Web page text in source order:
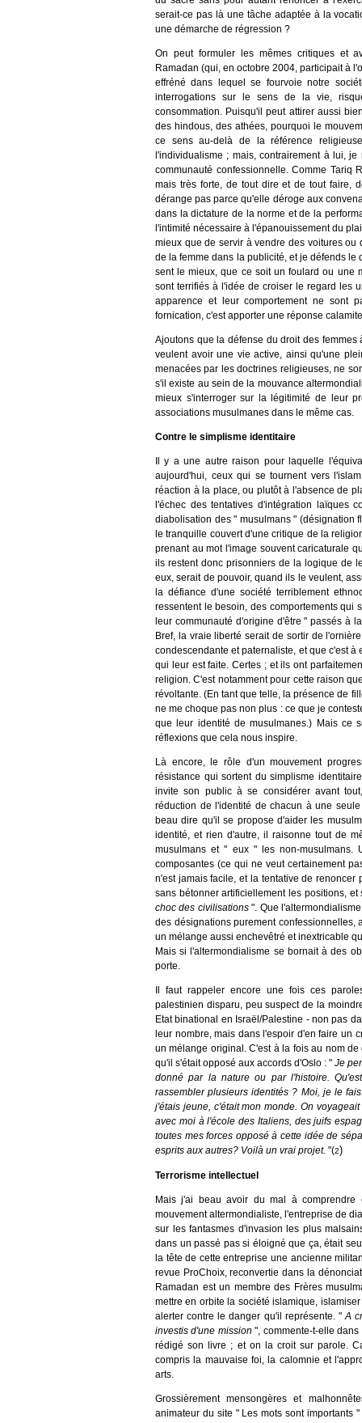
serait-ce pas là une tâche adaptée à la
une démarche de régression ?
On peut formuler les mêmes critiques et
Ramadan (qui, en octobre 2004, participait à
effréné dans lequel se fourvoie notre
interrogations sur le sens de la vie,
consommation. Puisqu'il peut attirer aussi
des hindous, des athées, pourquoi le
ce sens au-delà de la référence
l'individualisme ; mais, contrairement à lui,
communauté confessionnelle. Comme Tariq
mais très forte, de tout dire et de tout faire,
dérange pas parce qu'elle déroge aux
dans la dictature de la norme et de la
l'intimité nécessaire à l'épanouissement du
mieux que de servir à vendre des voitures
de la femme dans la publicité, et je défends
sent le mieux, que ce soit un foulard ou une
sont terrifiés à l'idée de croiser le regard les
apparence et leur comportement ne sont
fornication, c'est apporter une réponse
Ajoutons que la défense du droit des
veulent avoir une vie active, ainsi qu'une
menacées par les doctrines religieuses, ne
s'il existe au sein de la mouvance
mieux s'interroger sur la légitimité de leur
associations musulmanes dans le même cas.
Contre le simplisme identitaire
Il y a une autre raison pour laquelle
aujourd'hui, ceux qui se tournent vers
réaction à la place, ou plutôt à l'absence de
l'échec des tentatives d'intégration laïques
diabolisation des " musulmans " (désignation
le tranquille couvert d'une critique de la
prenant au mot l'image souvent caricaturale
ils restent donc prisonniers de la logique de
eux, serait de pouvoir, quand ils le veulent,
la défiance d'une société terriblement
ressentent le besoin, des comportements qui
leur communauté d'origine d'être " passés à
Bref, la vraie liberté serait de sortir de
condescendante et paternaliste, et que c'est
qui leur est faite. Certes ; et ils ont
religion. C'est notamment pour cette raison
révoltante. (En tant que telle, la présence de
ne me choque pas non plus : ce que je
que leur identité de musulmanes.) Mais ce
réflexions que cela nous inspire.
Là encore, le rôle d'un mouvement
résistance qui sortent du simplisme
invite son public à se considérer avant
réduction de l'identité de chacun à une
beau dire qu'il se propose d'aider les
identité, et rien d'autre, il raisonne tout de
musulmans et " eux " les non-
composantes (ce qui ne veut certainement
n'est jamais facile, et la tentative de renoncer
sans bétonner artificiellement les positions,
choc des civilisations". Que
des désignations purement
un mélange aussi enchevêtré et inextricable
Mais si l'altermondialisme se bornait à des
porte.
Il faut rappeler encore une fois ces
palestinien disparu, peu suspect de la
Etat binational en Israël/Palestine - non pas
leur nombre, mais dans l'espoir d'en faire un
un mélange original. C'est à la fois au nom
qu'il s'était opposé aux accords d'Oslo : " Je
donné par la nature ou par l'histoire.
rassembler plusieurs identités ? Moi, je le
j'étais jeune, c'était mon monde. On
avec moi à l'école des Italiens, des juifs
toutes mes forces opposé à cette idée de
esprits aux autres? Voilà un vrai projet. "(2)
Terrorisme intellectuel
Mais j'ai beau avoir du mal à
mouvement altermondialiste, l'entreprise de
sur les fantasmes d'invasion les plus
dans un passé pas si éloigné que ça, était
la tête de cette entreprise une ancienne
revue ProChoix, reconvertie dans la
Ramadan est un membre des Frères
mettre en orbite la société islamique,
alerter contre le danger qu'il représente. "A
investis d'une mission", commente-t-elle
rédigé son livre ; et on la croit sur parole.
compris la mauvaise foi, la calomnie et
arts.
Grossièrement mensongères et
animateur du site " Les mots sont importants